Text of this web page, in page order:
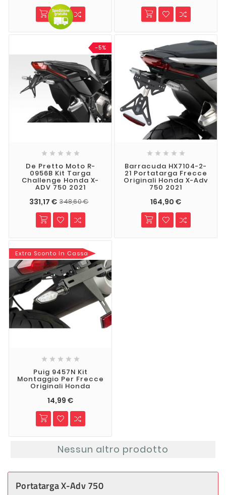
-5%
    
De Pretto Moto R-
0956B Kit Targa
Challenge Honda X-
ADV 750 2021
331,17 € 348,60 €
    
Barracuda HX7104-2-
21 Portatarga Frecce
Originali Honda X-Adv
750 2021
164,90 €
Extra Sconto In Cassa
    
Puig 9457N Kit
Montaggio Per Frecce
Originali Honda
14,99 €
Nessun altro prodotto
Portatarga X-Adv 750